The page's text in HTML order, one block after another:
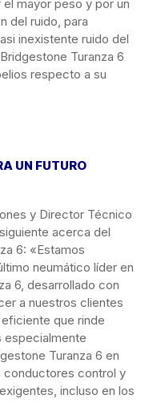
mayor peso y por un
del ruido, para
inexistente ruido del
Turanza 6
respecto a su
UN FUTURO
y Director Técnico
acerca del
6: «Estamos
neumático líder en
6, desarrollado con
a nuestros clientes
que rinde
especialmente
Turanza 6 en
conductores control y
incluso en los